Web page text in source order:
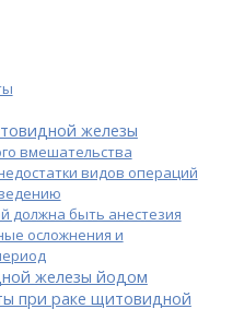
железы
вмешательства
видов операций
должна быть анестезия
осложнения и
железы йодом
при раке щитовидной